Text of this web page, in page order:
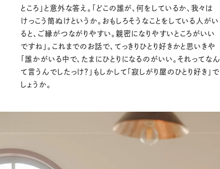
ところ」と意外な答え。「どこの誰が、何をしているか、我々は
けっこう筒ぬけというか。おもしろそうなことをしている人がい
ると、ご縁がつながりやすい。親密になりやすいところがいい
ですね」。これまでのお話で、てっきりひとり好きかと思いきや
「誰かがいる中で、たまにひとりになるのがいい。それってなん
て言うんでしたっけ？」もしかして「寂しがり屋のひとり好き」で
しょうか。